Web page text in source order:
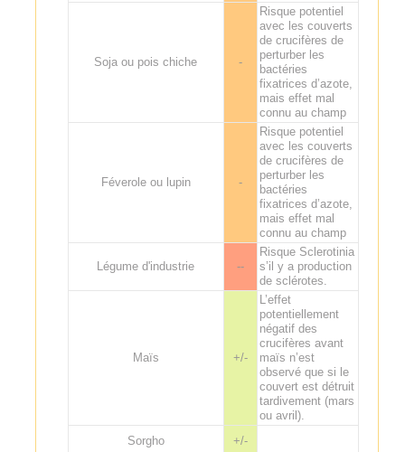
Soja ou pois chiche -
Risque potentiel
avec les couverts
de crucifères de
perturber les
bactéries
fixatrices d’azote,
mais effet mal
connu au champ
Féverole ou lupin -
Risque potentiel
avec les couverts
de crucifères de
perturber les
bactéries
fixatrices d’azote,
mais effet mal
connu au champ
Légume d'industrie --
Risque Sclerotinia
s’il y a production
de sclérotes.
Maïs +/-
L’effet
potentiellement
négatif des
crucifères avant
maïs n’est
observé que si le
couvert est détruit
tardivement (mars
ou avril).
Sorgho
+/-